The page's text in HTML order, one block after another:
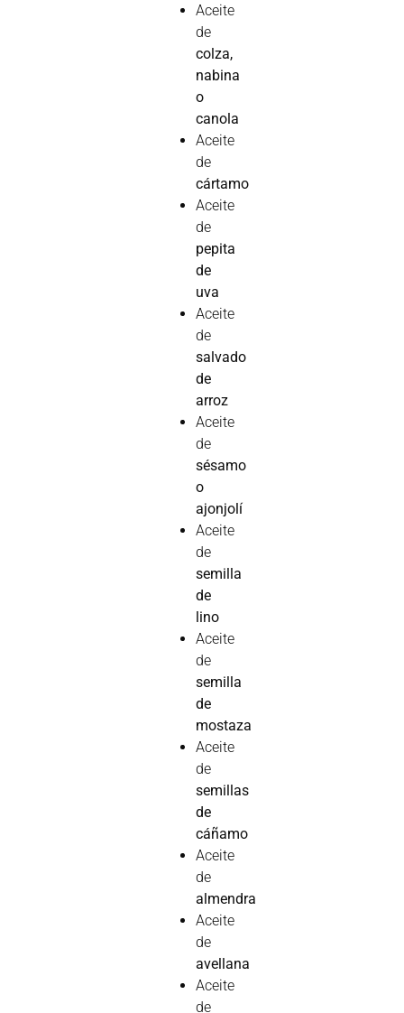
Aceite
de
colza,
nabina
o
canola
Aceite
de
cártamo
Aceite
de
pepita
de
uva
Aceite
de
salvado
de
arroz
Aceite
de
sésamo
o
ajonjolí
Aceite
de
semilla
de
lino
Aceite
de
semilla
de
mostaza
Aceite
de
semillas
de
cáñamo
Aceite
de
almendra
Aceite
de
avellana
Aceite
de